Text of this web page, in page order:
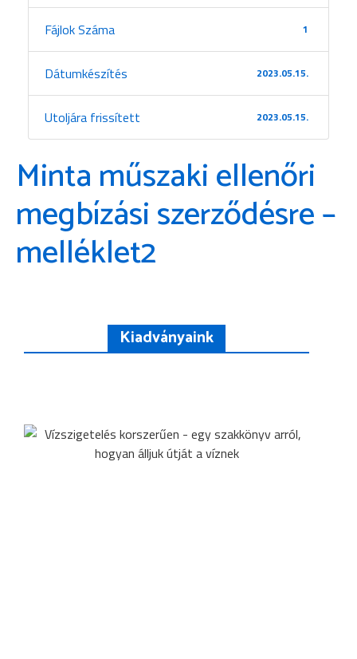
Fájlok Száma 1
Dátumkészítés 2023.05.15.
Utoljára frissített 2023.05.15.
Minta műszaki ellenőri
megbízási szerződésre –
melléklet2
Kiadványaink